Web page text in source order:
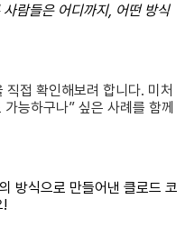
람들은 어디까지, 어떤 방식
직접 확인해보려 합니다. 미처
능하구나” 싶은 사례를 함께
방식으로 만들어낸 클로드 코
!